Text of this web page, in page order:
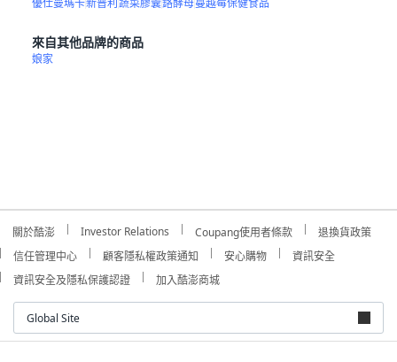
優仕曼瑪卡新普利蔬菜膠囊鉻酵母蔓越莓保健食品
來自其他品牌的商品
娘家
關於酷澎 Investor Relations Coupang使用者條款
退換貨政策
信任管理中心
顧客隱私權政策通知 安心購物
資訊安全
資訊安全及隱私保護認證
加入酷澎商城
Global Site